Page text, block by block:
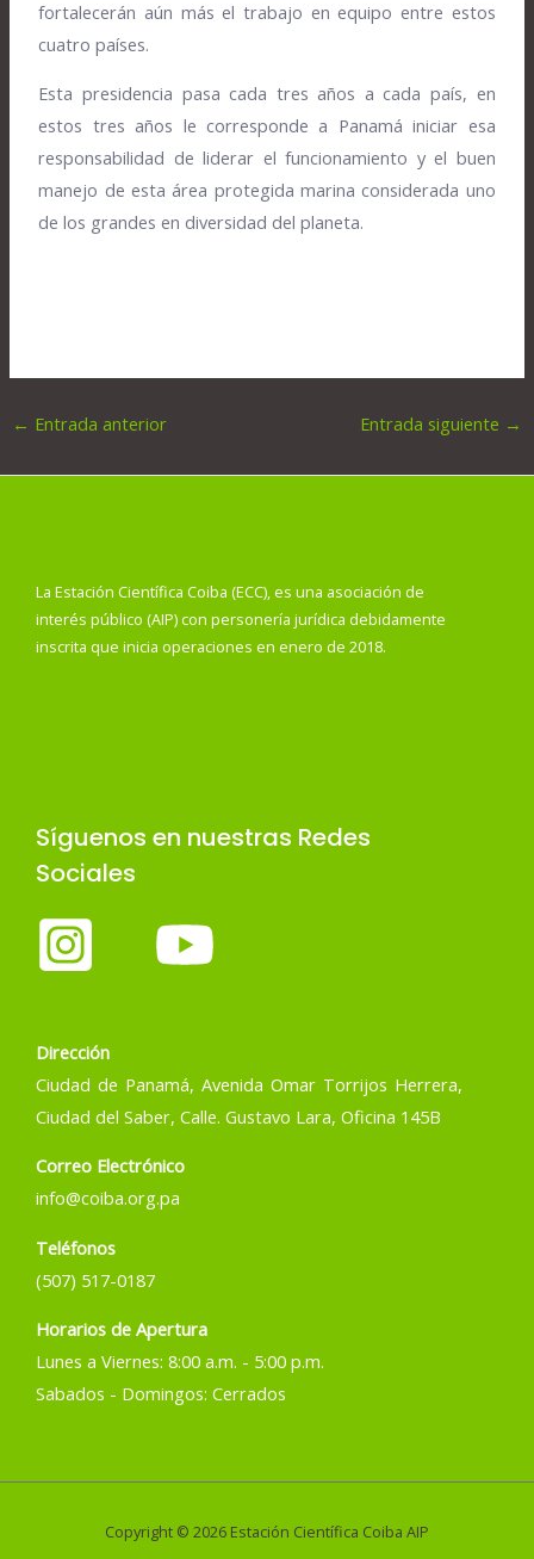
fortalecerán aún más el trabajo en equipo entre estos
cuatro países.
Esta presidencia pasa cada tres años a cada país, en
estos tres años le corresponde a Panamá iniciar esa
responsabilidad de liderar el funcionamiento y el buen
manejo de esta área protegida marina considerada uno
de los grandes en diversidad del planeta.
← Entrada anterior Entrada siguiente →
La Estación Científica Coiba (ECC), es una asociación de
interés público (AIP) con personería jurídica debidamente
inscrita que inicia operaciones en enero de 2018.
Síguenos en nuestras Redes
Sociales
Dirección
Ciudad de Panamá, Avenida Omar Torrijos Herrera,
Ciudad del Saber, Calle. Gustavo Lara, Oficina 145B
Correo Electrónico
info@coiba.org.pa
Teléfonos
(507) 517-0187
Horarios de Apertura
Lunes a Viernes: 8:00 a.m. - 5:00 p.m.
Sabados - Domingos: Cerrados
Copyright © 2026 Estación Científica Coiba AIP